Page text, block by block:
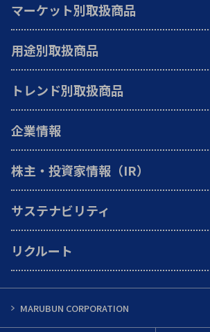
マーケット別取扱商品
用途別取扱商品
トレンド別取扱商品
企業情報
株主・投資家情報（IR）
サステナビリティ
リクルート
MARUBUN CORPORATION